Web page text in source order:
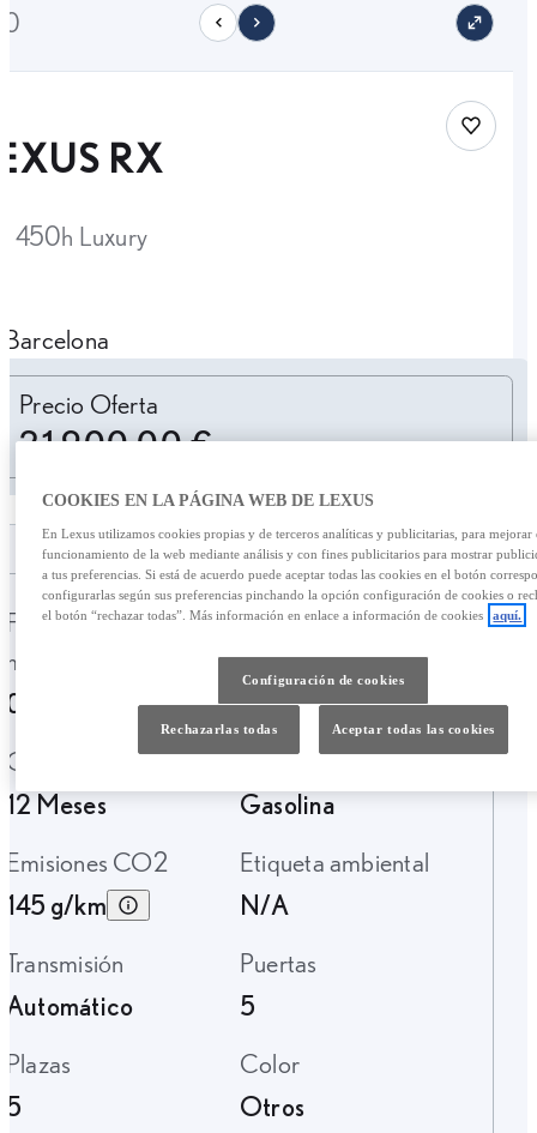
RX
450h Luxury
Save car
Barcelona
Precio Oferta
21.900,00 €
Fecha de
matriculación
07-2012
Kilometraje
175.544 Km.
12 Meses
Tipo de combustible
Gasolina
Emisiones CO2
145 g/km
Etiqueta ambiental
N/A
Transmisión
Automático
Puertas
5
Plazas
5
Color
Otros
COOKIES EN LA PÁGINA WEB DE LEXUS
En Lexus utilizamos cookies propias y de terceros analíticas y publicitarias, para mejorar
funcionamiento de la web mediante análisis y con fines publicitarios para mostrar
a tus preferencias. Si está de acuerdo puede aceptar todas las cookies en el botón
configurarlas según sus preferencias pinchando la opción configuración de cookies o
el botón “rechazar todas”. Más información en enlace a información de cookies
aquí.
Configuración de cookies
Rechazarlas todas Aceptar todas las cookies